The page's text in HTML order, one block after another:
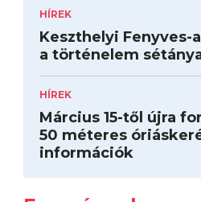
HÍREK
Keszthelyi Fenyves-
a történelem
HÍREK
Március 15-től újra
50 méteres
információk